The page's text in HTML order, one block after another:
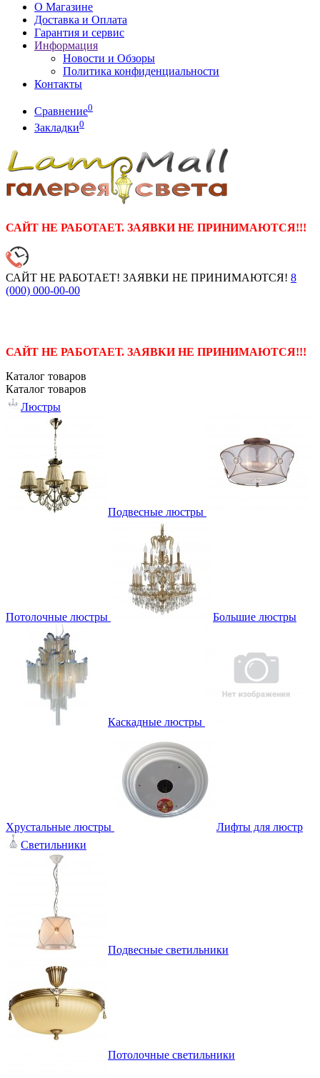
О Магазине
Доставка и Оплата
Гарантия и сервис
Информация
Новости и Обзоры
Политика конфиденциальности
Контакты
Сравнение0
Закладки0
САЙТ НЕ РАБОТАЕТ. ЗАЯВКИ НЕ ПРИНИМАЮТСЯ!!!
САЙТ НЕ РАБОТАЕТ! ЗАЯВКИ НЕ ПРИНИМАЮТСЯ! 8
(000) 000-00-00
САЙТ НЕ РАБОТАЕТ. ЗАЯВКИ НЕ ПРИНИМАЮТСЯ!!!
Каталог товаров
Каталог товаров
Люстры
Подвесные люстры
Потолочные люстры Большие люстры
Каскадные люстры
Хрустальные люстры
Лифты для люстр
Светильники
Подвесные светильники
Потолочные светильники